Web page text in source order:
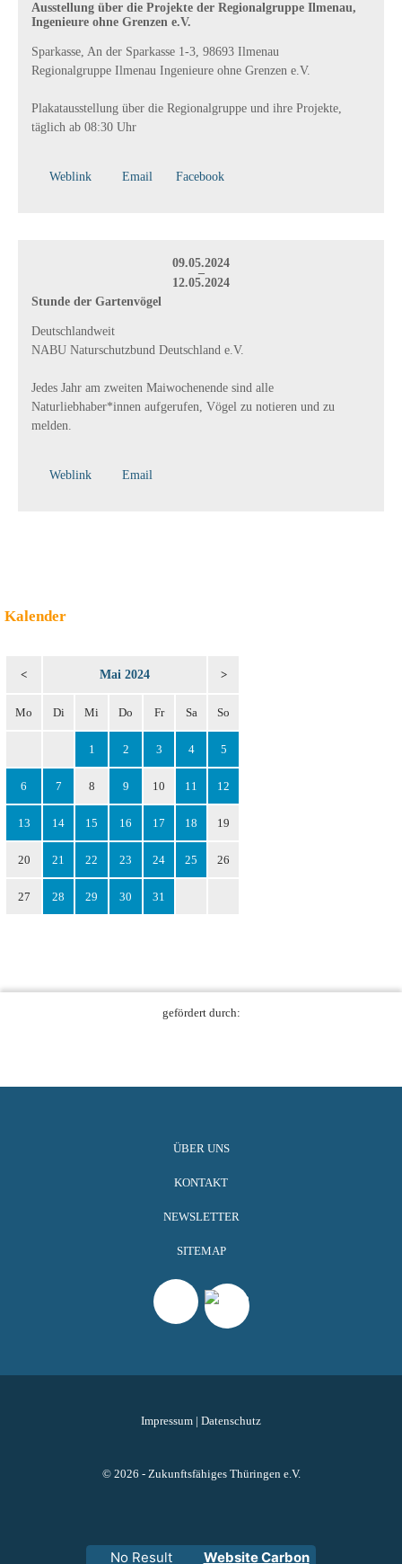
Ausstellung über die Projekte der Regionalgruppe Ilmenau,
Ingenieure ohne Grenzen e.V.
Sparkasse, An der Sparkasse 1-3, 98693 Ilmenau
Regionalgruppe Ilmenau Ingenieure ohne Grenzen e.V.
Plakatausstellung über die Regionalgruppe und ihre Projekte,
täglich ab 08:30 Uhr
Weblink Email Facebook
09.05.2024
–
12.05.2024
Stunde der Gartenvögel
Deutschlandweit
NABU Naturschutzbund Deutschland e.V.
Jedes Jahr am zweiten Maiwochenende sind alle
Naturliebhaber*innen aufgerufen, Vögel zu notieren und zu
melden.
Weblink Email
Kalender
< Mai 2024 >
Mo Di Mi Do Fr Sa So
1 2 3 4 5
6 7 8 9 10 11 12
13 14 15 16 17 18 19
20 21 22 23 24 25 26
27 28 29 30 31
gefördert durch:
ÜBER UNS
KONTAKT
NEWSLETTER
SITEMAP
Impressum Datenschutz
© 2026 - Zukunftsfähiges Thüringen e.V.
No Result Website Carbon